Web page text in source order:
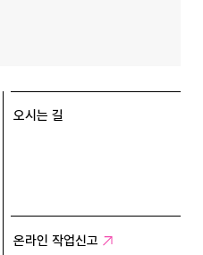
오시는 길
온라인 작업신고